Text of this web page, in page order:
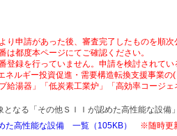
申請があった後、審査完了したものを順次
は都度本ページにてご確認ください。
録を行っていません。申請を検討されてい
ネルギー投資促進・需要構造転換支援事業
給湯器」「低炭素工業炉」「高効率コージ
なる「その他ＳＩＩが認めた高性能な設備
た高性能な設備 一覧（105KB）
※随時更